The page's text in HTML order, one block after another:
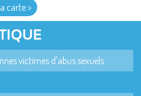
carte >
victimes d'abus sexuels